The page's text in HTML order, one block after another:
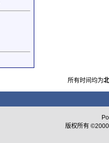
所有时间均为
版权所有